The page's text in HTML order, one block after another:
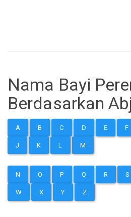
Nama Bayi
Berdasarkan
A B C D E F
J K L M
N O P Q R S
W X Y Z